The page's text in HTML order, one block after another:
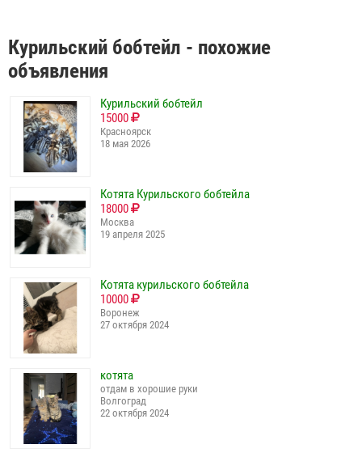
Курильский бобтейл - похожие
объявления
Курильский бобтейл
15000
Красноярск
18 мая 2026
Котята Курильского бобтейла
18000
Москва
19 апреля 2025
Котята курильского бобтейла
10000
Воронеж
27 октября 2024
котята
отдам в хорошие руки
Волгоград
22 октября 2024